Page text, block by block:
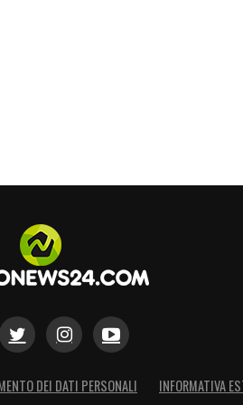
del tecnico. Si
profilo, consolidando
Costa e Mario Branco
grande sinergia,
lui hanno individuato il
DEI DATI PERSONALI INFORMATIVA